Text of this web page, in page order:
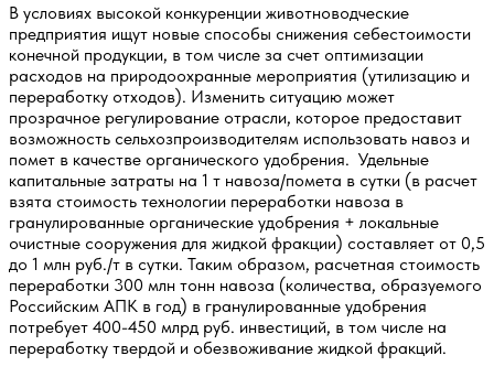
В условиях высокой конкуренции животноводческие
предприятия ищут новые способы снижения себестоимости
конечной продукции, в том числе за счет оптимизации
расходов на природоохранные мероприятия (утилизацию и
переработку отходов). Изменить ситуацию может
прозрачное регулирование отрасли, которое предоставит
возможность сельхозпроизводителям использовать навоз и
помет в качестве органического удобрения. Удельные
капитальные затраты на 1 т навоза/помета в сутки (в расчет
взята стоимость технологии переработки навоза в
гранулированные органические удобрения + локальные
очистные сооружения для жидкой фракции) составляет от 0,5
до 1 млн руб./т в сутки. Таким образом, расчетная стоимость
переработки 300 млн тонн навоза (количества, образуемого
Российским АПК в год) в гранулированные удобрения
потребует 400-450 млрд руб. инвестиций, в том числе на
переработку твердой и обезвоживание жидкой фракций.